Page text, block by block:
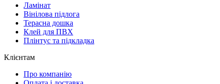
Ламінат
Вінілова підлога
Терасна дошка
Клей для ПВХ
Плінтус та підкладка
Клієнтам
Про компанію